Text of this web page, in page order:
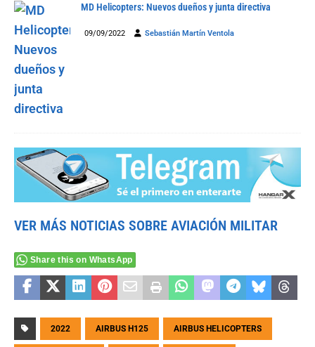
MD Helicopters: Nuevos dueños y junta directiva
09/09/2022 Sebastián Martín Ventola
VER MÁS NOTICIAS SOBRE AVIACIÓN MILITAR
Share this on WhatsApp
2022 AIRBUS H125 AIRBUS HELICOPTERS